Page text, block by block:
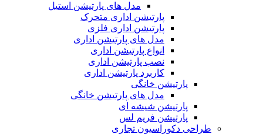
مدل های پارتیشن استیل
پارتیشن اداری متحرک
پارتیشن اداری فلزی
مدل های پارتیشن اداری
انواع پارتیشن اداری
نصب پارتیشن اداری
کاربرد پارتیشن اداری
پارتیشن خانگی
مدل های پارتیشن خانگی
پارتیشن شیشه ای
پارتیشن فریم لس
طراحی دکوراسیون تجاری